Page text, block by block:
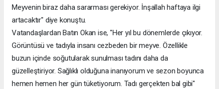
Meyvenin biraz daha sararması gerekiyor. İnşallah haftaya ilgi
artacaktır" diye konuştu.
Vatandaşlardan Batın Okan ise, "Her yıl bu dönemlerde çıkıyor.
Görüntüsü ve tadıyla insanı cezbeden bir meyve. Özellikle
buzun içinde soğutularak sunulması tadını daha da
güzelleştiriyor. Sağlıklı olduğuna inanıyorum ve sezon boyunca
hemen hemen her gün tüketiyorum. Tadı gerçekten bal gibi"